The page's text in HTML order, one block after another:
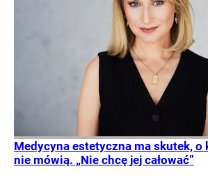
Medycyna estetyczna ma skutek,
nie mówią. „Nie chcę jej całować”